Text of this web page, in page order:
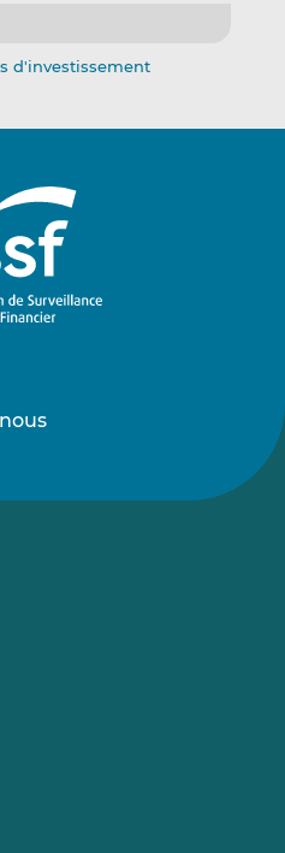
d'investissement
sursur